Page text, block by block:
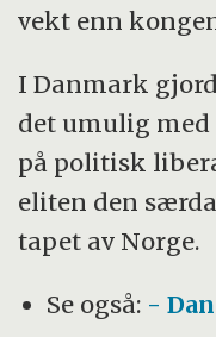
vekt enn
I Danmark
det umulig
på politisk
eliten den
tapet av Norge.
Se også: -